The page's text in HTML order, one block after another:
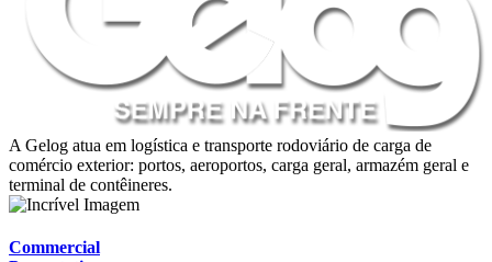
A Gelog atua em logística e transporte rodoviário de carga de
comércio exterior: portos, aeroportos, carga geral, armazém geral e
terminal de contêineres.
Commercial